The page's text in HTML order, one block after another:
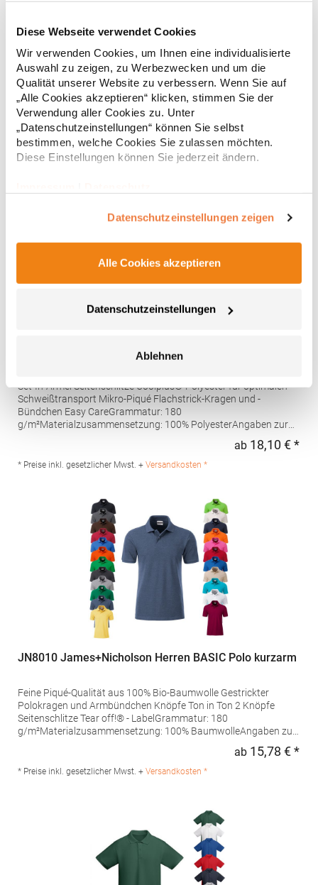
Diese Webseite verwendet Cookies
Wir verwenden Cookies, um Ihnen eine individualisierte
Auswahl zu zeigen, zu Werbezwecken und um die
Qualität unserer Website zu verbessern. Wenn Sie auf
„Alle Cookies akzeptieren“ klicken, stimmen Sie der
Verwendung aller Cookies zu. Unter
„Datenschutzeinstellungen“ können Sie selbst
bestimmen, welche Cookies Sie zulassen möchten.
Diese Einstellungen können Sie jederzeit ändern.
Datenschutzeinstellungen zeigen
Alle Cookies akzeptieren
Datenschutzeinstellungen
Ablehnen
Strapazierfähiges Polohemd aus Mischgewebe Overlock-Nähte
mit Polyfilm für Formstabilität Flachstrick-Kragen und
Ärmelbündchen in Rippstrick Doppelnähte an Schultern
Verstärkte Nähte an stark beanspruchten Stellen Neutrales
Etikett im Kragen für die einfache Veredelung/Personalisierung
Verstärkte Knopfleiste mit drei Knöpfen Aufgesetzte
Brusttasche mit Knopfverschluss Verstärkte Seitenschlitze
Eigenschaften, Atmungsaktivität und Verzugkontrolle Weicher,
auf der linken BrustseiteGrammatur: 200
BaumwolleAngaben zur Produktsicherheit: Herst.-Nr.:
R312XHersteller: Result Clothing Ltd. Narcisova 1 821 01
Bratislava Slowakei E-Mail: sales@resultclothing.com
ab16,05 € *
* Preise inkl. gesetzlicher Mwst. +Versandkosten *
W475 Henbury Herren Coolplus®
Set-In-Ärmel Seitenschlitze Coolplus®-Polyester für optimalen
Schweißtransport Mikro-Piqué Flachstrick-Kragen und -
Bündchen Easy CareGrammatur: 180
g/m²Materialzusammensetzung: 100% PolyesterAngaben zur
Kingsfordweg 151 1043GR Amsterdam Niederlande E-Mail:
marketing@henbury.com
ab 18,10 € *
* Preise inkl. gesetzlicher Mwst. + Versandkosten *
JN8010 James+Nicholson Herren BASIC Polo kurzarm
Feine Piqué-Qualität aus 100% Bio-Baumwolle Gestrickter
Polokragen und Armbündchen Knöpfe Ton in Ton 2 Knöpfe
Seitenschlitze Tear off!® - LabelGrammatur: 180
g/m²Materialzusammensetzung: 100% BaumwolleAngaben zur
GmbH Vor dem Weißen Stein 25-31 72461 Albstadt Deutschland
E-Mail: info@daiber.de
ab 15,78 € *
* Preise inkl. gesetzlicher Mwst. + Versandkosten *